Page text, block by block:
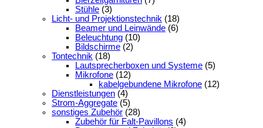
Stühle (3)
Licht- und Projektionstechnik (18)
Beamer und Leinwände (6)
Beleuchtung (10)
Bildschirme (2)
Tontechnik (18)
Lautsprecherboxen und Systeme (5)
Mikrofone (12)
kabelgebundene Mikrofone (12)
Dienstleistungen (4)
Strom-Aggregate (5)
sonstiges Zubehör (28)
Zubehör für Falt-Pavillons (4)